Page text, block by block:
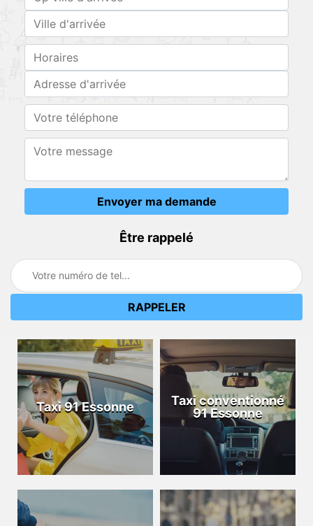
Être rappelé
Taxi 91 Essonne
Taxi conventionné
91 Essonne